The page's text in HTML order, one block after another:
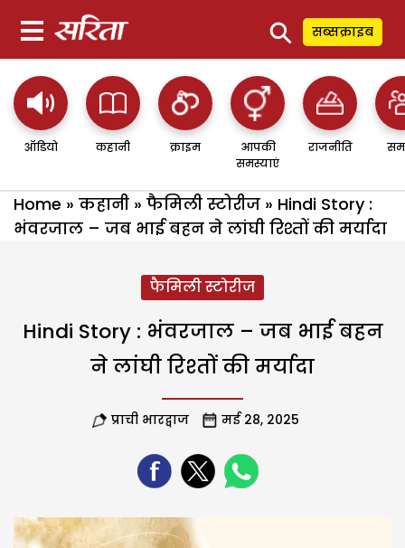
⚲ सब्सक्राइब
ऑडियो कहानी क्राइम
आपकी
समस्याएं
राजनीति
Home » कहानी » फैमिली स्टोरीज » Hindi Story :
भंवरजाल – जब भाई बहन ने लांघी रिश्तों की मर्यादा
फैमिली स्टोरीज
Hindi Story : भंवरजाल – जब भाई बहन
ने लांघी रिश्तों की मर्यादा
प्राची भारद्वाज मई 28, 2025